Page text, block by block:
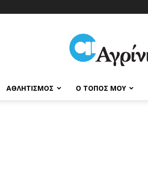
ΑγρίνιοCulture
ΑΘΛΗΤΙΣΜΌΣ Ο ΤΌΠΟΣ ΜΟΥ